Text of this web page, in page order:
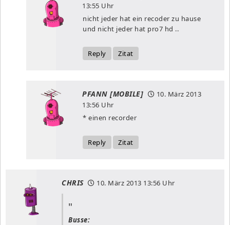
13:55 Uhr
nicht jeder hat ein recoder zu hause
und nicht jeder hat pro7 hd ..
Reply Zitat
PFANN [MOBILE]
10. März 2013
13:56 Uhr
* einen recorder
Reply Zitat
CHRIS 10. März 2013 13:56 Uhr
Busse: